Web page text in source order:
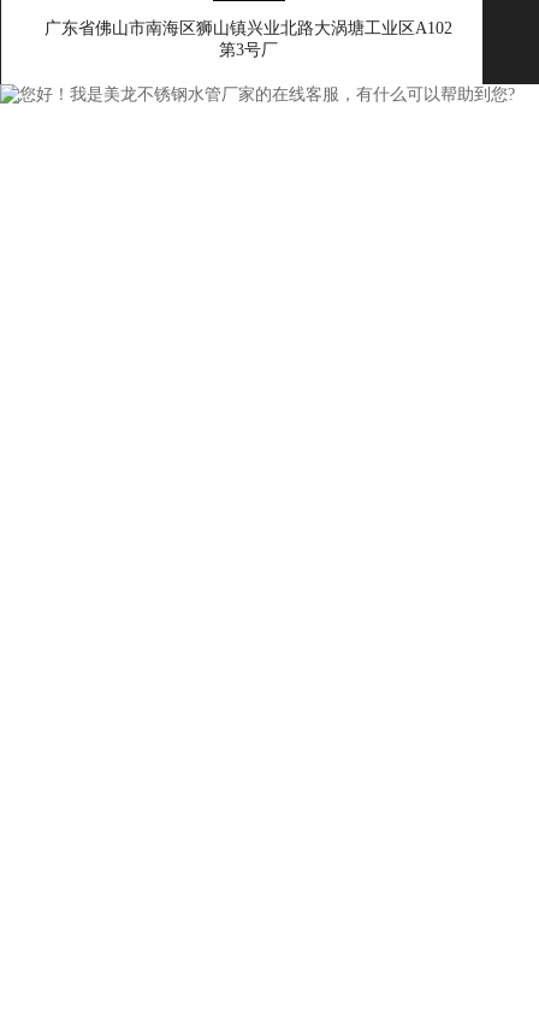
广东省佛山市南海区狮山镇兴业北路大涡塘工业区A102
第3号厂